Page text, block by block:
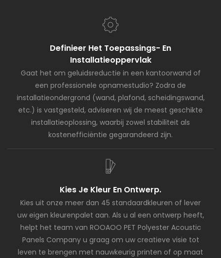
Definieer Het Toepassings- En
Installatieoppervlak
Gaat het om geluidsreductie in een kantoorwand of
een professionele opnamestudio? Zodra de
installatieondergrond (wand, plafond, scheidingswand,
etc.) is vastgesteld, adviseren wij de meest geschikte
installatieoplossing, waarbij zowel stabiliteit als
kostenefficiëntie gegarandeerd zijn.
Kies Je Kleur En Ontwerp.
Kies uit onze meer dan 45 standaardkleuren of lever
uw eigen kleurenpalet aan. Als u al een ontwerp heeft,
helpt het team van ROOAOO PET Polyester Acoustic
Panels Company u graag om uw creatieve visie tot
leven te brengen met nauwkeurig printen of op maat